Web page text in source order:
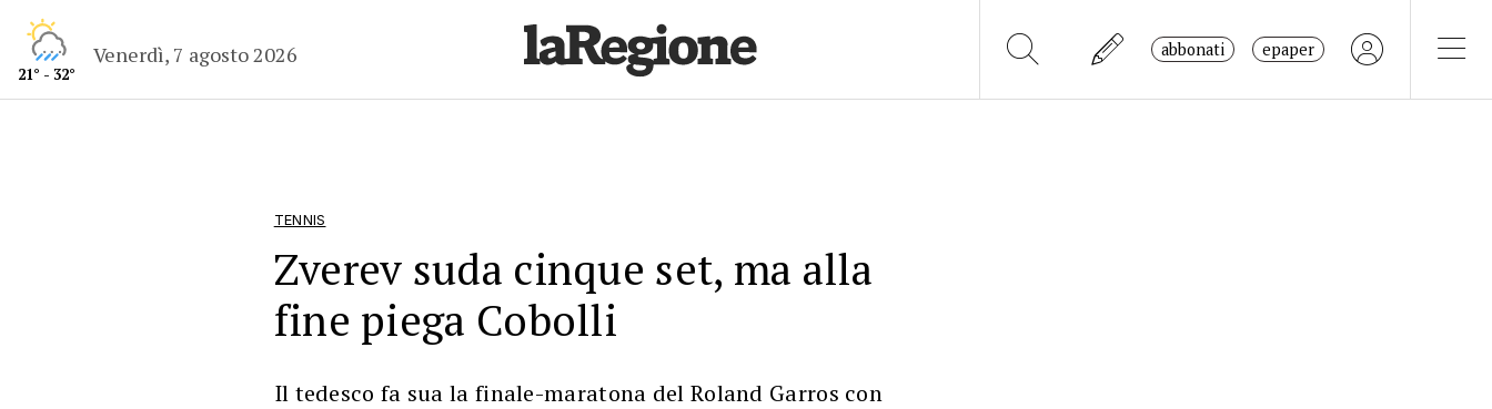
21° - 32°
Venerdì, 7 agosto 2026 abbonati epaper
TENNIS
Zverev suda cinque set, ma alla
fine piega Cobolli
Il tedesco fa sua la finale-maratona del Roland Garros con